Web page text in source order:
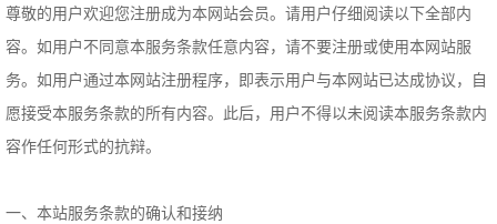
尊敬的用户欢迎您注册成为本网站会员。请用户仔细阅读以下全部内
容。如用户不同意本服务条款任意内容，请不要注册或使用本网站服
务。如用户通过本网站注册程序，即表示用户与本网站已达成协议，自
愿接受本服务条款的所有内容。此后，用户不得以未阅读本服务条款内
容作任何形式的抗辩。
一、本站服务条款的确认和接纳